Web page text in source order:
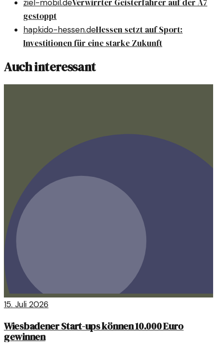
ziel-mobil.de
gestoppt
hapkido-hessen.deHessen setzt auf Sport:
Investitionen für eine starke Zukunft
Auch interessant
15. Juli 2026
Wiesbadener Start-ups können 10.000 Euro
gewinnen